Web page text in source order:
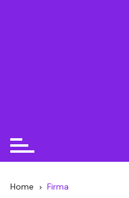
Home Firma